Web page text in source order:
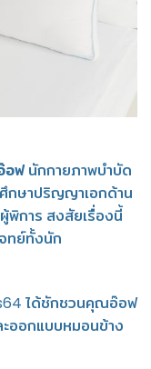
อฟนักกายภาพบำบัด
กษาปริญญาเอกด้าน
การ สงสัยเรื่องนี้
ทย์ทั้งนัก
ได้ชักชวนคุณอ๊อฟ
ออกแบบหมอนข้าง